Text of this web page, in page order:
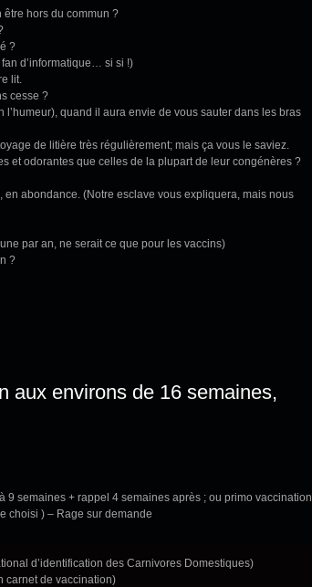
hors du commun ?
?
d’informatique… si si !)
lit.
cesse ?
quand il aura envie de vous sauter dans les bras
de litière très régulièrement; mais ça vous le saviez.
et odorantes que celles de la plupart de leur congénères ?
abondance. (Notre esclave vous expliquera, mais nous
par an, ne serait ce que pour les vaccins)
?
aux environs de 16 semaines,
semaines + rappel 4 semaines après ; ou primo vaccination
choisi ) – Rage sur demande
d’identification des Carnivores Domestiques)
carnet de vaccination)